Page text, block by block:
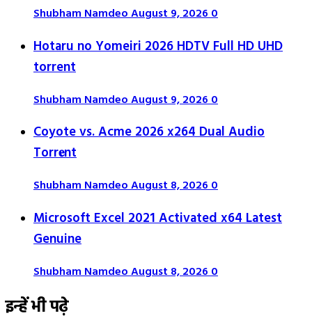
Shubham NamdeoAugust 9, 20260
Hotaru no Yomeiri 2026 HDTV Full HD UHD
torrent
Shubham NamdeoAugust 9, 20260
Coyote vs. Acme 2026 x264 Dual Audio
Torr𝐞nt
Shubham NamdeoAugust 8, 20260
Microsoft Excel 2021 Activated x64 Latest
Genuine
Shubham NamdeoAugust 8, 20260
इन्हें भी पढ़े